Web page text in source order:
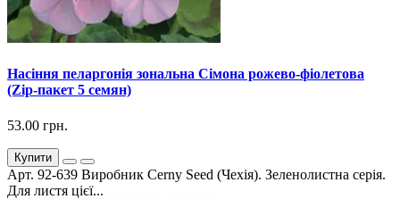
Насіння пеларгонія зональна Сімона рожево-фіолетова
(Zip-пакет 5 семян)
53.00 грн.
Купити
Арт. 92-639 Виробник Cerny Seed (Чехія). Зеленолистна серія.
Для листя цієї...